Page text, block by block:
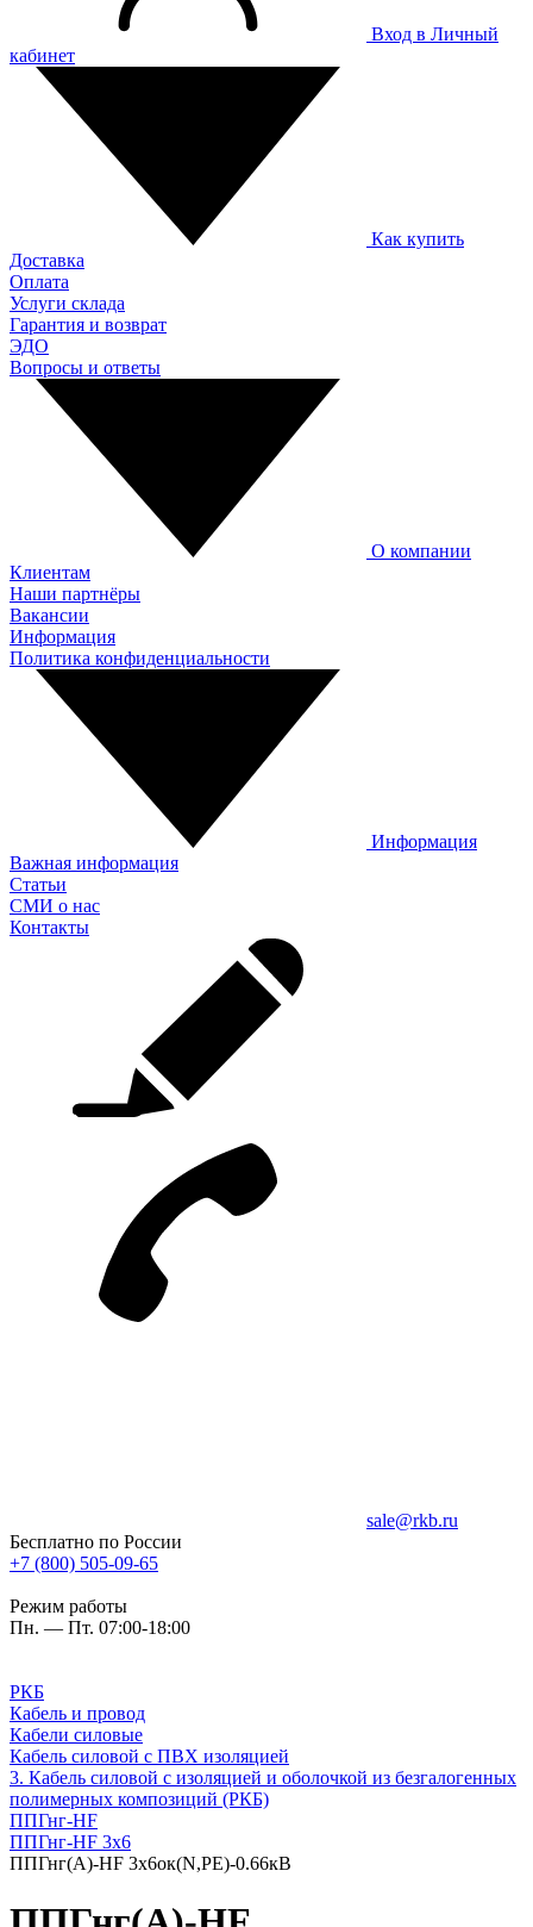
Вход в Личный
кабинет
Как купить
Доставка
Оплата
Услуги склада
Гарантия и возврат
ЭДО
Вопросы и ответы
О компании
Клиентам
Наши партнёры
Вакансии
Информация
Политика конфиденциальности
Информация
Важная информация
Статьи
СМИ о нас
Контакты
sale@rkb.ru
Бесплатно по России
+7 (800) 505-09-65
Режим работы
Пн. — Пт. 07:00-18:00
РКБ
Кабель и провод
Кабели силовые
Кабель силовой с ПВХ изоляцией
3. Кабель силовой с изоляцией и оболочкой из безгалогенных
полимерных композиций (РКБ)
ППГнг-HF
ППГнг-HF 3х6
ППГнг(А)-HF 3х6ок(N,PE)-0.66кВ